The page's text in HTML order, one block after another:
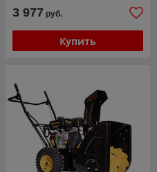
3 977 руб.
Купить